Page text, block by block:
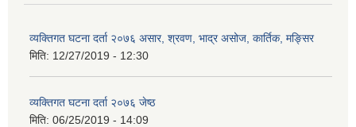
व्यक्तिगत घटना दर्ता २०७६ असार, श्रवण, भाद्र असोज, कार्तिक, मङ्सिर
मिति: 12/27/2019 - 12:30
व्यक्तिगत घटना दर्ता २०७६ जेष्ठ
मिति: 06/25/2019 - 14:09